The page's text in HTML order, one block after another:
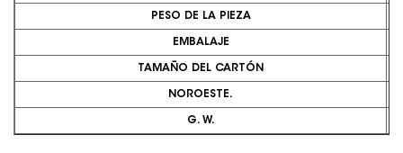
PESO DE LA PIEZA
EMBALAJE
TAMAÑO DEL CARTÓN
NOROESTE.
G. W.